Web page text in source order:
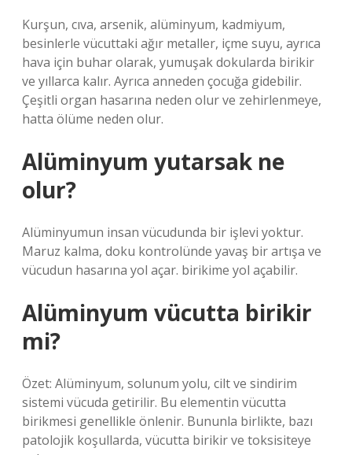
Kurşun, cıva, arsenik, alüminyum, kadmiyum,
besinlerle vücuttaki ağır metaller, içme suyu, ayrıca
hava için buhar olarak, yumuşak dokularda birikir
ve yıllarca kalır. Ayrıca anneden çocuğa gidebilir.
Çeşitli organ hasarına neden olur ve zehirlenmeye,
hatta ölüme neden olur.
Alüminyum yutarsak ne
olur?
Alüminyumun insan vücudunda bir işlevi yoktur.
Maruz kalma, doku kontrolünde yavaş bir artışa ve
vücudun hasarına yol açar. birikime yol açabilir.
Alüminyum vücutta birikir
mi?
Özet: Alüminyum, solunum yolu, cilt ve sindirim
sistemi vücuda getirilir. Bu elementin vücutta
birikmesi genellikle önlenir. Bununla birlikte, bazı
patolojik koşullarda, vücutta birikir ve toksisiteye